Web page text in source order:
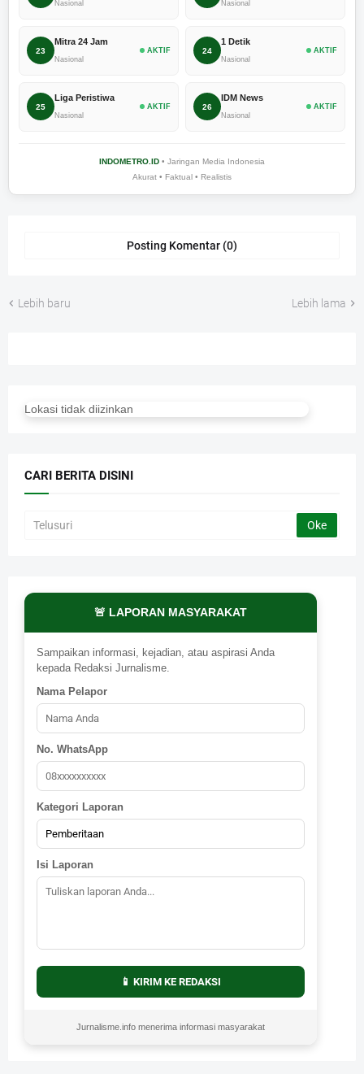
Nasional Nasional
23
Mitra 24 Jam
Nasional
AKTIF 24
1 Detik
Nasional
AKTIF
25
Liga Peristiwa
Nasional
AKTIF 26
IDM News
Nasional
AKTIF
INDOMETRO.ID • Jaringan Media Indonesia
Akurat • Faktual • Realistis
Posting Komentar (0)
Lebih baru Lebih lama
Lokasi tidak diizinkan
CARI BERITA DISINI
🚨 LAPORAN MASYARAKAT
Sampaikan informasi, kejadian, atau aspirasi Anda
kepada Redaksi Jurnalisme.
Nama Pelapor
No. WhatsApp
Kategori Laporan
Isi Laporan
📱 KIRIM KE REDAKSI
Jurnalisme.info menerima informasi masyarakat